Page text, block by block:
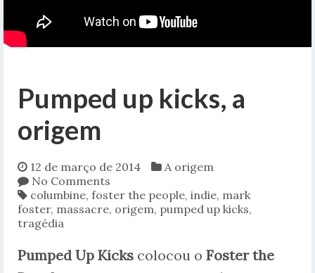
Pumped up kicks, a
origem
12 de março de 2014
A origem
No Comments
columbine, foster the people, indie, mark
foster, massacre, origem, pumped up kicks,
tragédia
Pumped Up Kicks colocou o Foster the